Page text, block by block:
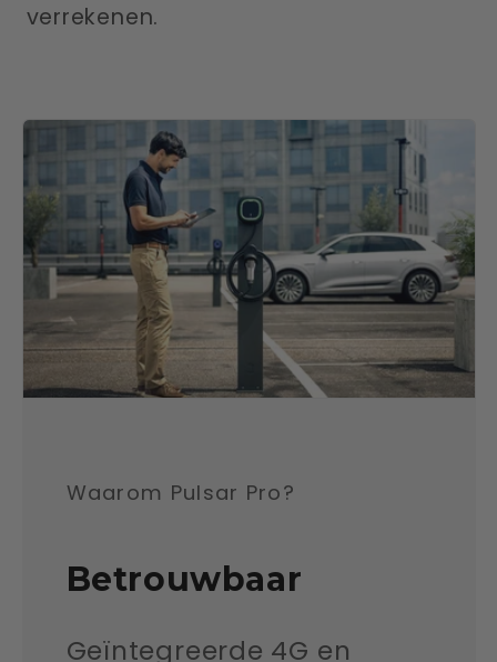
verrekenen.
Waarom Pulsar Pro?
Betrouwbaar
Geïntegreerde 4G en